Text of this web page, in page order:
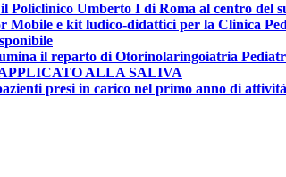
Policlinico Umberto I di Roma al centro del
Mobile e kit ludico-didattici per la Clinica
il reparto di Otorinolaringoiatria
ALLA SALIVA
presi in carico nel primo anno di attività